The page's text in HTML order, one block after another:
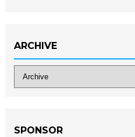
ARCHIVE
SPONSOR